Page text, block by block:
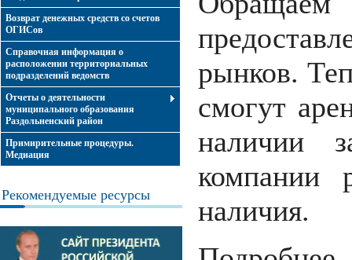
Возврат денежных средств со счетов
ОГИСов
Справочная информация о
расположении территориальных
подразделений ведомств
Отчеты о деятельности
муниципального образования
Раздольненский район
Примирительные процедуры.
Медиация
Рекомендуемые ресурсы
рынков.
смогут
наличии
компании
наличия.